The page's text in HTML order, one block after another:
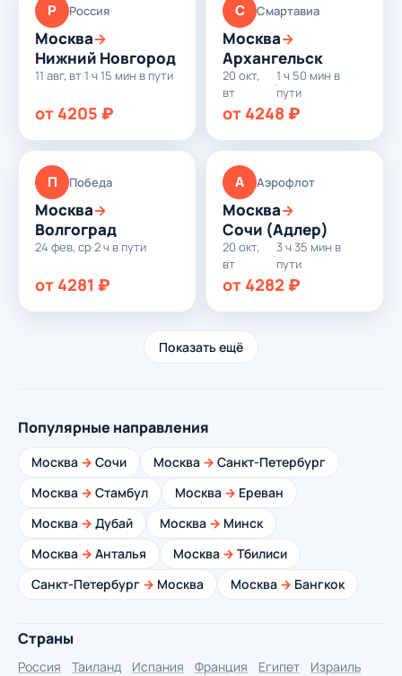
Р Россия
Москва→
Нижний Новгород
11 авг, вт·1 ч 15 мин в пути
от 4205 ₽
С Смартавиа
Москва→
Архангельск
20 окт,
вт
·
1 ч 50 мин в
пути
от 4248 ₽
П Победа
Москва→
Волгоград
24 фев, ср·2 ч в пути
от 4281 ₽
А Аэрофлот
Москва→
Сочи (Адлер)
20 окт,
вт
·
3 ч 35 мин в
пути
от 4282 ₽
Показать ещё
Популярные направления
Москва → Сочи Москва → Санкт-Петербург
Москва → Стамбул Москва → Ереван
Москва → Дубай Москва → Минск
Москва → Анталья Москва → Тбилиси
Санкт-Петербург → Москва Москва → Бангкок
Страны
Россия Таиланд Испания Франция Египет
Израиль